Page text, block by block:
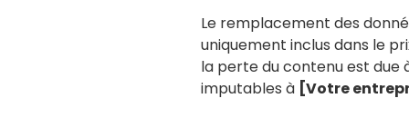
Le remplacement des
uniquement inclus dans le
la perte du contenu est due
imputables à [Votre